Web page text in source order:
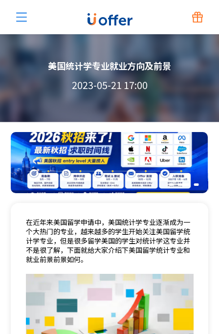
美国统计学专业就业方向及前景
2023-05-21 17:00
在近年来美国留学申请中，美国统计学专业逐渐成为一
个大热门的专业，越来越多的学生开始关注美国留学统
计学专业，但是很多留学美国的学生对统计学这专业并
不是很了解，下面就给大家介绍下美国留学统计专业和
就业前景前景如何。